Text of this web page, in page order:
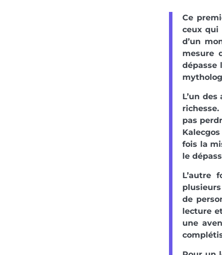
Ce
ceux qui
d’un
mesure
dépasse
L’un
pas
fois la
le
L’autre
de
lecture
une